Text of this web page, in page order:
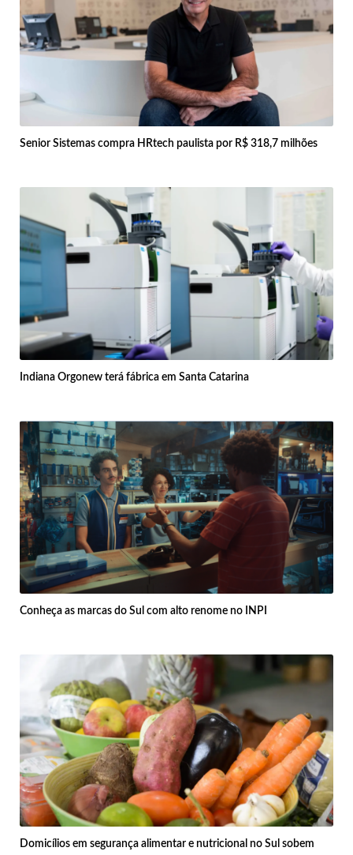
Senior Sistemas compra HRtech paulista por R$ 318,7 milhões
Indiana Orgonew terá fábrica em Santa Catarina
Conheça as marcas do Sul com alto renome no INPI
Domicílios em segurança alimentar e nutricional no Sul sobem